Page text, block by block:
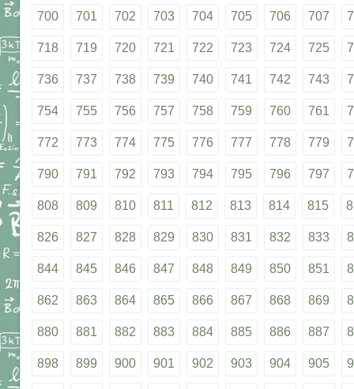
700 701 702 703 704 705 706 707
718 719 720 721 722 723 724 725
736 737 738 739 740 741 742 743
754 755 756 757 758 759 760 761
772 773 774 775 776 777 778 779
790 791 792 793 794 795 796 797
808 809 810 811 812 813 814 815
826 827 828 829 830 831 832 833
844 845 846 847 848 849 850 851
862 863 864 865 866 867 868 869
880 881 882 883 884 885 886 887
898 899 900 901 902 903 904 905